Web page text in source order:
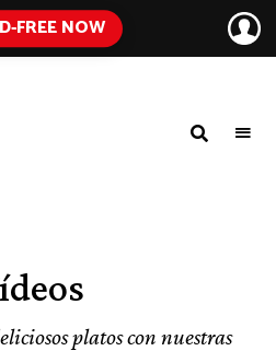
FREE NOW
platos con nuestras